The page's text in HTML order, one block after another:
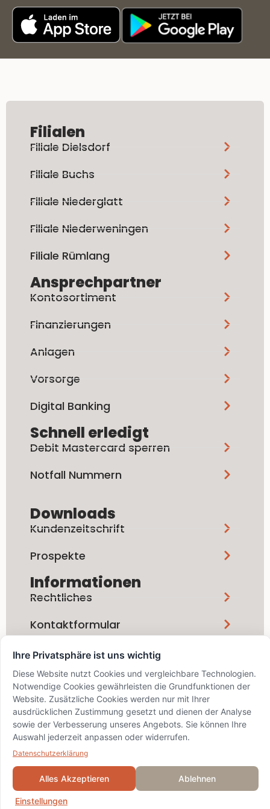
Filialen
Filiale Dielsdorf
Filiale Buchs
Filiale Niederglatt
Filiale Niederweningen
Filiale Rümlang
Ansprechpartner
Kontosortiment
Finanzierungen
Anlagen
Vorsorge
Digital Banking
Schnell erledigt
Debit Mastercard sperren
Notfall Nummern
Downloads
Kundenzeitschrift
Prospekte
Informationen
Rechtliches
Kontaktformular
Social Media
info@bskd.ch / IID 8389 / SWIFT
BZSDCH22XXX
© 2024 Bezirks-Sparkasse
Dielsdorf
Ihre Privatsphäre ist uns wichtig
Diese Website nutzt Cookies und vergleichbare Technologien.
Notwendige Cookies gewährleisten die Grundfunktionen der
Website. Zusätzliche Cookies werden nur mit Ihrer
ausdrücklichen Zustimmung gesetzt und dienen der Analyse
sowie der Verbesserung unseres Angebots. Sie können Ihre
Auswahl jederzeit anpassen oder widerrufen.
Datenschutzerklärung
Alles Akzeptieren Ablehnen
Einstellungen